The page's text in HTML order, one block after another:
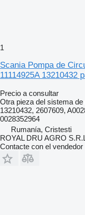
1
Scania Pompa de
11114925A 13210432
Precio a consultar
Otra pieza del sistema de
13210432, 2607609,
0028352964
Rumanía, Cristesti
ROYAL DRU AGRO
Contacte con el vendedor